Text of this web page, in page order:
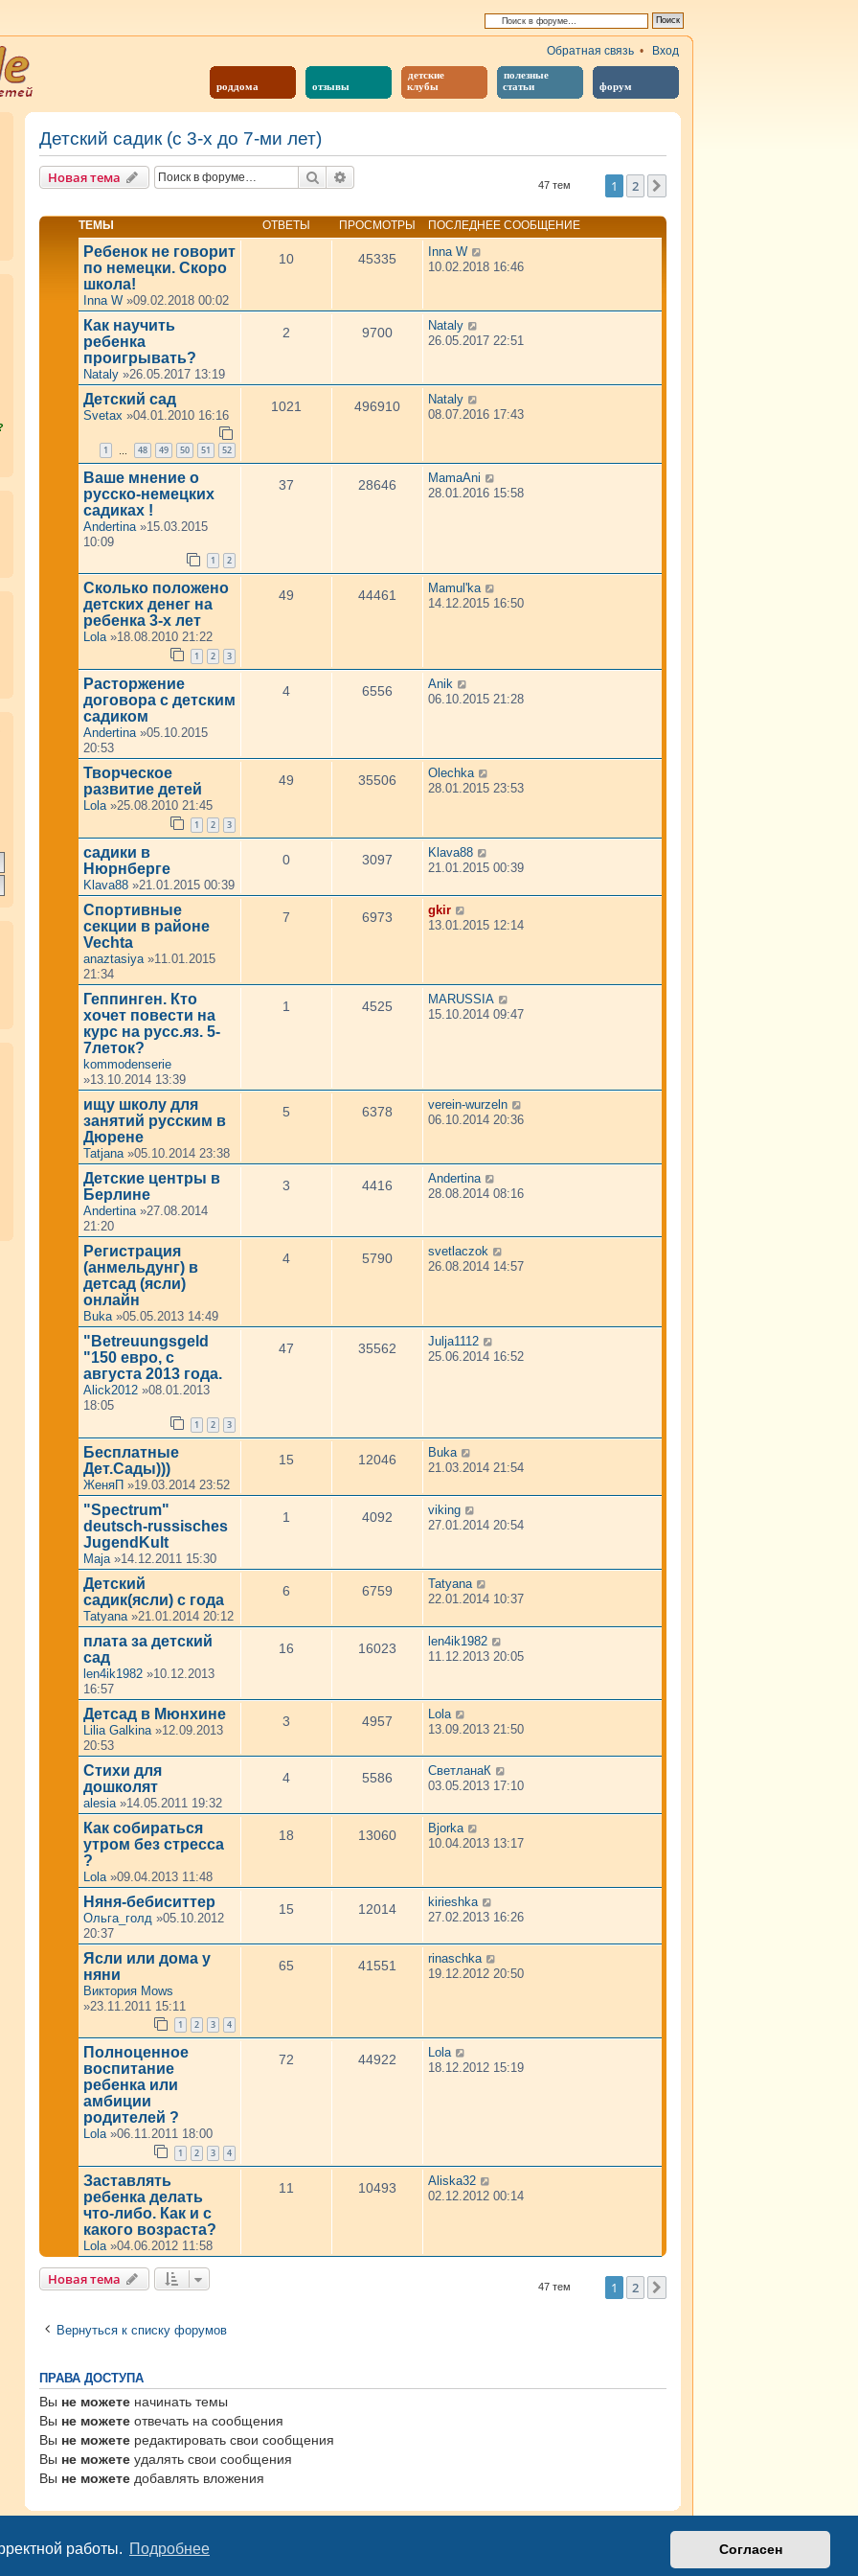
работы. Подробнее Согласен
роддома отзывы
детские
клубы
полезные
статьи
форум
Обратная связь • Вход
Детский садик (с 3-х до 7-ми лет)
Новая тема Поиск 47 тем 1 2
ТЕМЫ ОТВЕТЫ ПРОСМОТРЫ ПОСЛЕДНЕЕ СООБЩЕНИЕ
Ребенок не говорит
по немецки. Скоро
школа!
Inna W »09.02.2018 00:02
10 45335
Inna W
10.02.2018 16:46
Как научить
ребенка
проигрывать?
Nataly »26.05.2017 13:19
2 9700
Nataly
26.05.2017 22:51
Детский сад
Svetax »04.01.2010 16:16
1 48 49 50 51 52
1021 496910
Nataly
08.07.2016 17:43
Ваше мнение о
русско-немецких
садиках !
Andertina »15.03.2015
10:09
1 2
37 28646
MamaAni
28.01.2016 15:58
Сколько положено
детских денег на
ребенка 3-х лет
Lola»18.08.2010 21:22
1 2 3
49 44461
Mamul'ka
14.12.2015 16:50
Расторжение
договора с детским
садиком
Andertina»05.10.2015
20:53
4 6556
Anik
06.10.2015 21:28
Творческое
развитие детей
Lola»25.08.2010 21:45
1 2 3
49 35506
Olechka
28.01.2015 23:53
садики в
Нюрнберге
Klava88 »21.01.2015 00:39
0 3097
Klava88
21.01.2015 00:39
Спортивные
секции в районе
Vechta
anaztasiya »11.01.2015
21:34
7 6973
gkir
13.01.2015 12:14
Геппинген. Кто
хочет повести на
курс на русс.яз. 5-
7леток?
kommodenserie
»13.10.2014 13:39
1 4525
MARUSSIA
15.10.2014 09:47
ищу школу для
занятий русским в
Дюрене
Tatjana »05.10.2014 23:38
5 6378
verein-wurzeln
06.10.2014 20:36
Детские центры в
Берлине
Andertina »27.08.2014
21:20
3 4416
Andertina
28.08.2014 08:16
Регистрация
(анмельдунг) в
детсад (ясли)
онлайн
Buka »05.05.2013 14:49
4 5790
svetlaczok
26.08.2014 14:57
"Betreuungsgeld
"150 евро, с
августа 2013 года.
Alick2012 »08.01.2013
18:05
1 2 3
47 35562
Julja1112
25.06.2014 16:52
Бесплатные
Дет.Сады)))
ЖеняП »19.03.2014 23:52
15 12046
Buka
21.03.2014 21:54
"Spectrum"
deutsch-russisches
JugendKult
Maja »14.12.2011 15:30
1 4092
viking
27.01.2014 20:54
Детский
садик(ясли) с года
Tatyana »21.01.2014 20:12
6 6759
Tatyana
22.01.2014 10:37
плата за детский
сад
len4ik1982 »10.12.2013
16:57
16 16023
len4ik1982
11.12.2013 20:05
Детсад в Мюнхине
Lilia Galkina »12.09.2013
20:53
3 4957
Lola
13.09.2013 21:50
Стихи для
дошколят
alesia »14.05.2011 19:32
4 5586
СветланаК
03.05.2013 17:10
Как собираться
утром без стресса
?
Lola »09.04.2013 11:48
18 13060
Bjorka
10.04.2013 13:17
Няня-бебиситтер
Ольга_голд »05.10.2012
20:37
15 12014
kirieshka
27.02.2013 16:26
Ясли или дома у
няни
Виктория Mows
»23.11.2011 15:11
1 2 3 4
65 41551
rinaschka
19.12.2012 20:50
Полноценное
воспитание
ребенка или
амбиции
родителей ?
Lola»06.11.2011 18:00
1 2 3 4
72 44922
Lola
18.12.2012 15:19
Заставлять
ребенка делать
что-либо. Как и с
какого возраста?
Lola»04.06.2012 11:58
11 10493
Aliska32
02.12.2012 00:14
Новая тема 47 тем 1 2
Вернуться к списку форумов
ПРАВА ДОСТУПА
Вы не можете начинать темы
Вы не можете отвечать на сообщения
Вы не можете редактировать свои сообщения
Вы не можете удалять свои сообщения
Вы не можете добавлять вложения
Powered byphpBB
Copyright © 2007 -